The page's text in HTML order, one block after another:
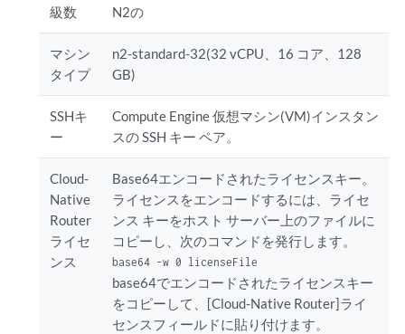
級数 N2の
マシン
タイプ
n2-standard-32(32 vCPU、16 コア、128
GB)
SSHキ
ー
Compute Engine 仮想マシン(VM)インスタン
スの SSH キー ペア。
Cloud-
Native
Router
ライセ
ンス
Base64エンコードされたライセンスキー。
ライセンスをエンコードするには、ライセ
ンス キーをホスト サーバー上のファイルに
コピーし、次のコマンドを発行します。
base64 -w 0 licenseFile
base64でエンコードされたライセンスキー
をコピーして、[Cloud-Native Router]ライ
センスフィールドに貼り付けます。